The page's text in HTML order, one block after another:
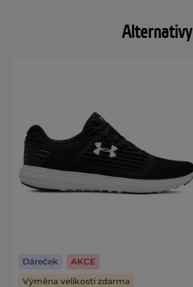
Alternativy
Dáreček
AKCE
Výměna velikosti zdarma